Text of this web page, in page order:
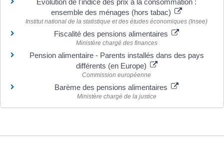
Évolution de l'indice des prix à la consommation :
ensemble des ménages (hors tabac)
Institut national de la statistique et des études économiques (Insee)
Fiscalité des pensions alimentaires
Ministère chargé des finances
Pension alimentaire - Parents installés dans des pays
différents (en Europe)
Commission européenne
Barème des pensions alimentaires
Ministère chargé de la justice